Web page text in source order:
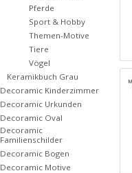
Pferde
Sport & Hobby
Themen-Motive
Tiere
Vögel
Keramikbuch Grau
Decoramic Kinderzimmer
Decoramic Urkunden
Decoramic Oval
Decoramic
Familienschilder
Decoramic Bogen
Decoramic Motive